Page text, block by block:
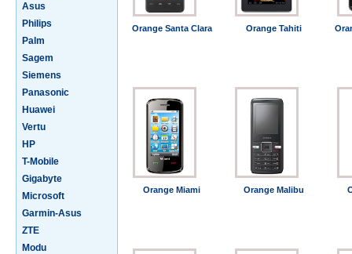
Asus
Philips
Palm
Sagem
Siemens
Panasonic
Huawei
Vertu
HP
T-Mobile
Gigabyte
Microsoft
Garmin-Asus
ZTE
Modu
Orange Santa Clara Orange Tahiti
Orange Miami Orange Malibu